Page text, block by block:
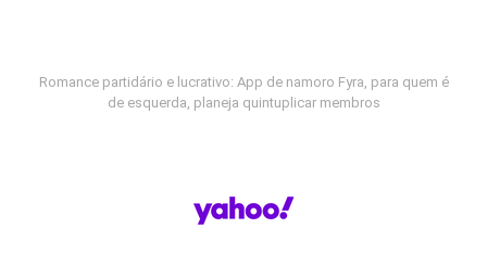
Romance partidário e lucrativo: App de namoro Fyra, para quem é
de esquerda, planeja quintuplicar membros